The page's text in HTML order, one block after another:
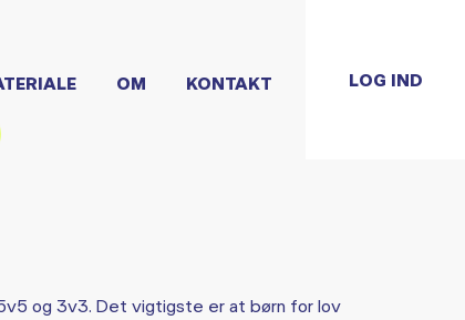
OM KONTAKT LOG IND
og 3v3. Det vigtigste er at børn for lov